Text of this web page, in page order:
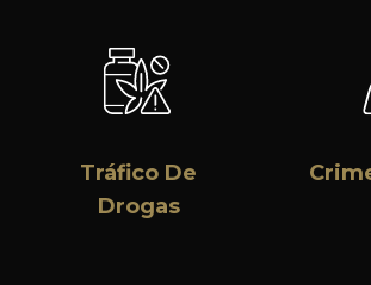
Tráfico De
Drogas